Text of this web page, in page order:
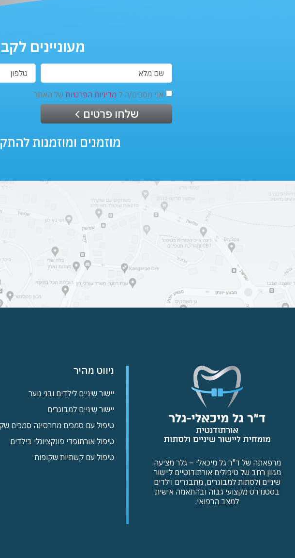
מעוניינים
אני מסכים/ה ל מדיניות הפרטיות של האתר
שלחו פרטים
מוזמנים ומוזמנות להתקשר
מרפאתה של ד"ר גל מיכאלי – גלר מציעה
מגוון רחב של טיפולים אורתודנטיים ליישור
שיניים ולסתות למבוגרים, מתבגרים וילדים
בסטנדרט מקצועי גבוה ובהתאמה אישית
למצב הרפואי.
ניווט מהיר
יישור שיניים לילדים ובני נוער
יישור שיניים למבוגרים
טיפול עם סמכים מחרסינה סמכים
טיפול אורתופדי פונקציונלי בילדים
טיפול עם קשתיות שקופות